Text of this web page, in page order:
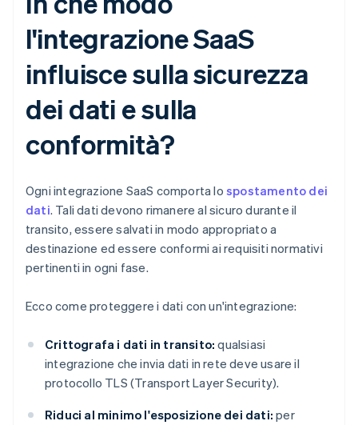
l'integrazione SaaS
influisce sulla sicurezza
dei dati e sulla
conformità?
Ogni integrazione SaaS comporta lo spostamento dei
dati. Tali dati devono rimanere al sicuro durante il
transito, essere salvati in modo appropriato a
destinazione ed essere conformi ai requisiti normativi
pertinenti in ogni fase.
Ecco come proteggere i dati con un'integrazione:
Crittografa i dati in transito: qualsiasi
integrazione che invia dati in rete deve usare il
protocollo TLS (Transport Layer Security).
Riduci al minimo l'esposizione dei dati: per